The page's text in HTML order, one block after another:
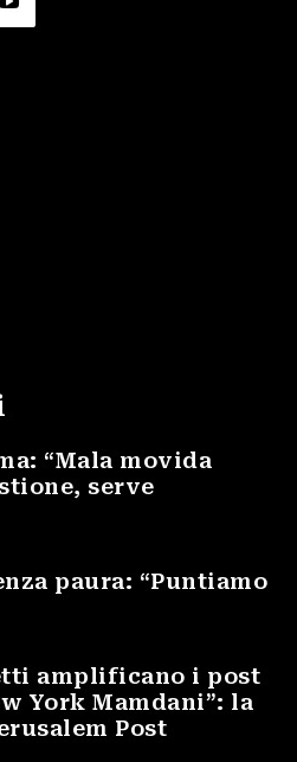
“Mala movida
serve
paura: “Puntiamo
amplificano i post
York Mamdani”: la
Post